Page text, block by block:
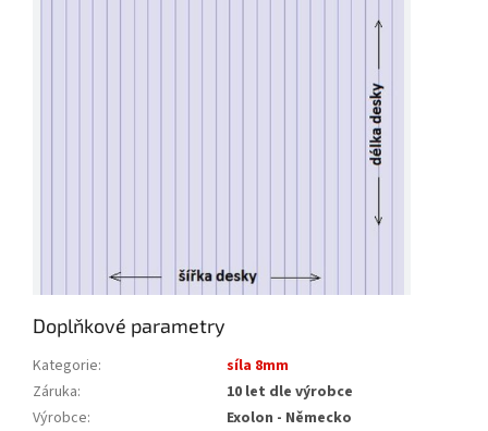
Doplňkové parametry
Kategorie:
síla 8mm
Záruka:
10 let dle výrobce
Výrobce:
Exolon - Německo